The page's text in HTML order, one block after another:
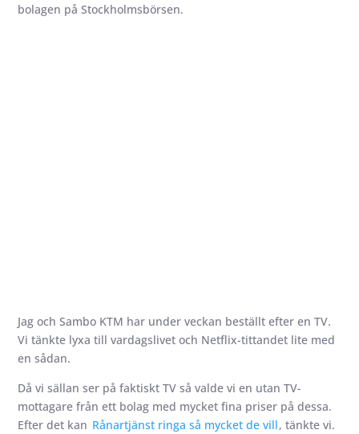
bolagen på Stockholmsbörsen.
Jag och Sambo KTM har under veckan beställt efter en TV.
Vi tänkte lyxa till vardagslivet och Netflix-tittandet lite med
en sådan.
Då vi sällan ser på faktiskt TV så valde vi en utan TV-
mottagare från ett bolag med mycket fina priser på dessa.
Efter det kan Rånartjänst ringa så mycket de vill, tänkte vi.